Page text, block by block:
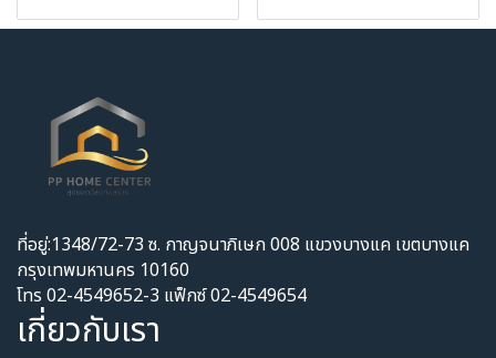
ที่อยู่:1348/72-73 ซ. กาญจนาภิเษก 008 แขวงบางแค เขตบางแค
กรุงเทพมหานคร 10160
โทร 02-4549652-3 แฟ็กซ์ 02-4549654
เกี่ยวกับเรา